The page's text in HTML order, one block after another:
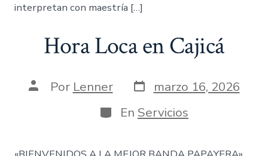
interpretan con maestría […]
Hora Loca en Cajicá
AutorPor Lenner Fecha
de
publicación
marzo 16, 2026
Categorías
En Servicios